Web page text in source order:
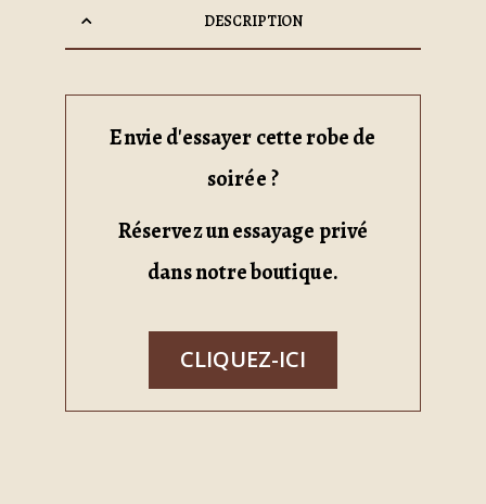
DESCRIPTION
Envie d'essayer cette robe de
soirée ?
Réservez un essayage privé
dans notre boutique.
CLIQUEZ-ICI